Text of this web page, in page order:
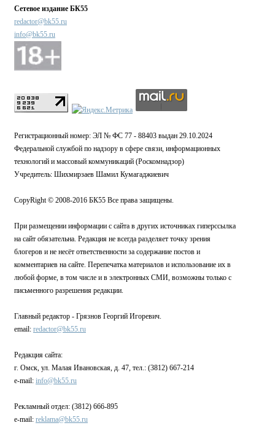
Сетевое издание БК55
redactor@bk55.ru
info@bk55.ru
Регистрационный номер: ЭЛ № ФС 77 - 88403 выдан 29.10.2024
Федеральной службой по надзору в сфере связи, информационных
технологий и массовый коммуникаций (Роскомнадзор)
Учредитель: Шихмирзаев Шамил Кумагаджиевич
CopyRight © 2008-2016 БК55 Все права защищены.
При размещении информации с сайта в других источниках гиперссылка
на сайт обязательна. Редакция не всегда разделяет точку зрения
блогеров и не несёт ответственности за содержание постов и
комментариев на сайте. Перепечатка материалов и использование их в
любой форме, в том числе и в электронных СМИ, возможны только с
письменного разрешения редакции.
Главный редактор - Грязнов Георгий Игоревич.
email: redactor@bk55.ru
Редакция сайта:
г. Омск, ул. Малая Ивановская, д. 47, тел.: (3812) 667-214
e-mail: info@bk55.ru
Рекламный отдел: (3812) 666-895
e-mail: reklama@bk55.ru